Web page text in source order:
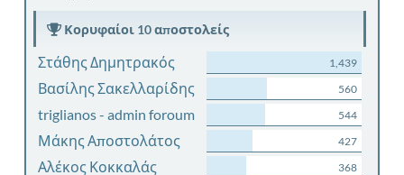
Κορυφαίοι 10 αποστολείς
Στάθης Δημητρακός 1,439
Βασίλης Σακελλαρίδης 560
triglianos - admin foroum 544
Μάκης Αποστολάτος 427
Αλέκος Κοκκαλάς 368